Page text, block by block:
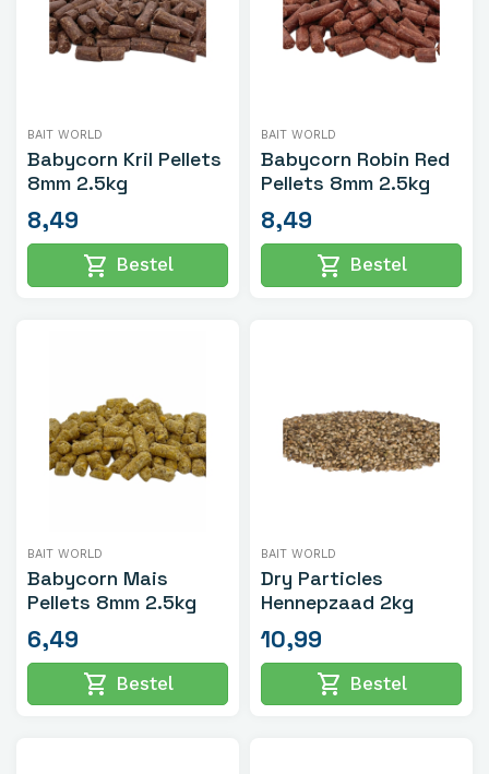
BAIT WORLD
Babycorn Kril Pellets
8mm 2.5kg
8,49
shopping_cart Bestel
BAIT WORLD
Babycorn Robin Red
Pellets 8mm 2.5kg
8,49
shopping_cart Bestel
BAIT WORLD
Babycorn Mais
Pellets 8mm 2.5kg
6,49
shopping_cart Bestel
BAIT WORLD
Dry Particles
Hennepzaad 2kg
10,99
shopping_cart Bestel